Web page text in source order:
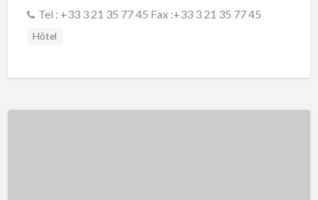
Tel : +33 3 21 35 77 45 Fax :+33 3 21 35 77 45
Hôtel